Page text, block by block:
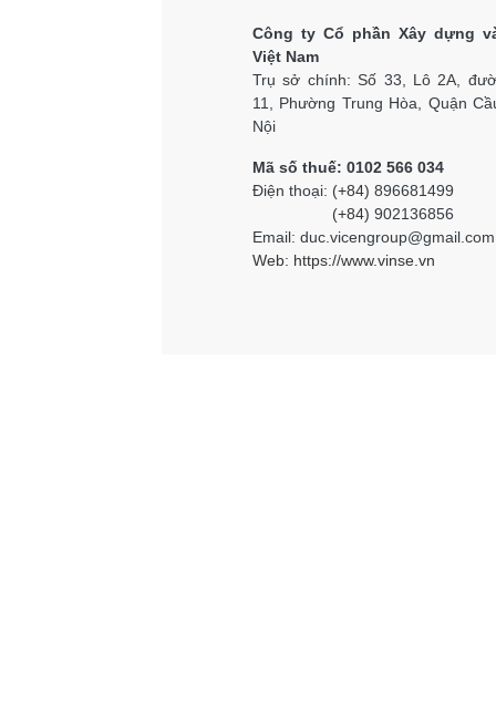
Công ty Cổ phần Xây dựng
Việt Nam
Trụ sở chính: Số 33, Lô 2A,
11, Phường Trung Hòa, Quận
Nội
Mã số thuế: 0102 566 034
Điện thoại: (+84) 896681499
(+84) 902136856
Email: duc.vicengroup@gmail.com
Web: https://www.vinse.vn